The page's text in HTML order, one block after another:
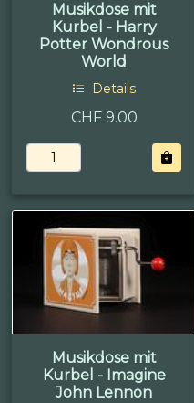
Musikdose mit
Kurbel - Harry
Potter Wondrous
World
Details
CHF 9.00
Musikdose mit
Kurbel - Imagine
John Lennon